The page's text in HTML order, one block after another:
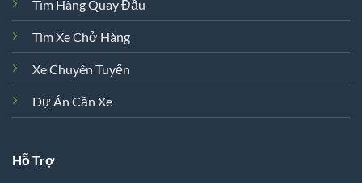
Tìm Hàng Quay Đầu
Tìm Xe Chở Hàng
Xe Chuyên Tuyến
Dự Án Cần Xe
Hỗ Trợ